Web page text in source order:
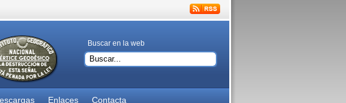
Buscar en la web
Enlaces Contacta